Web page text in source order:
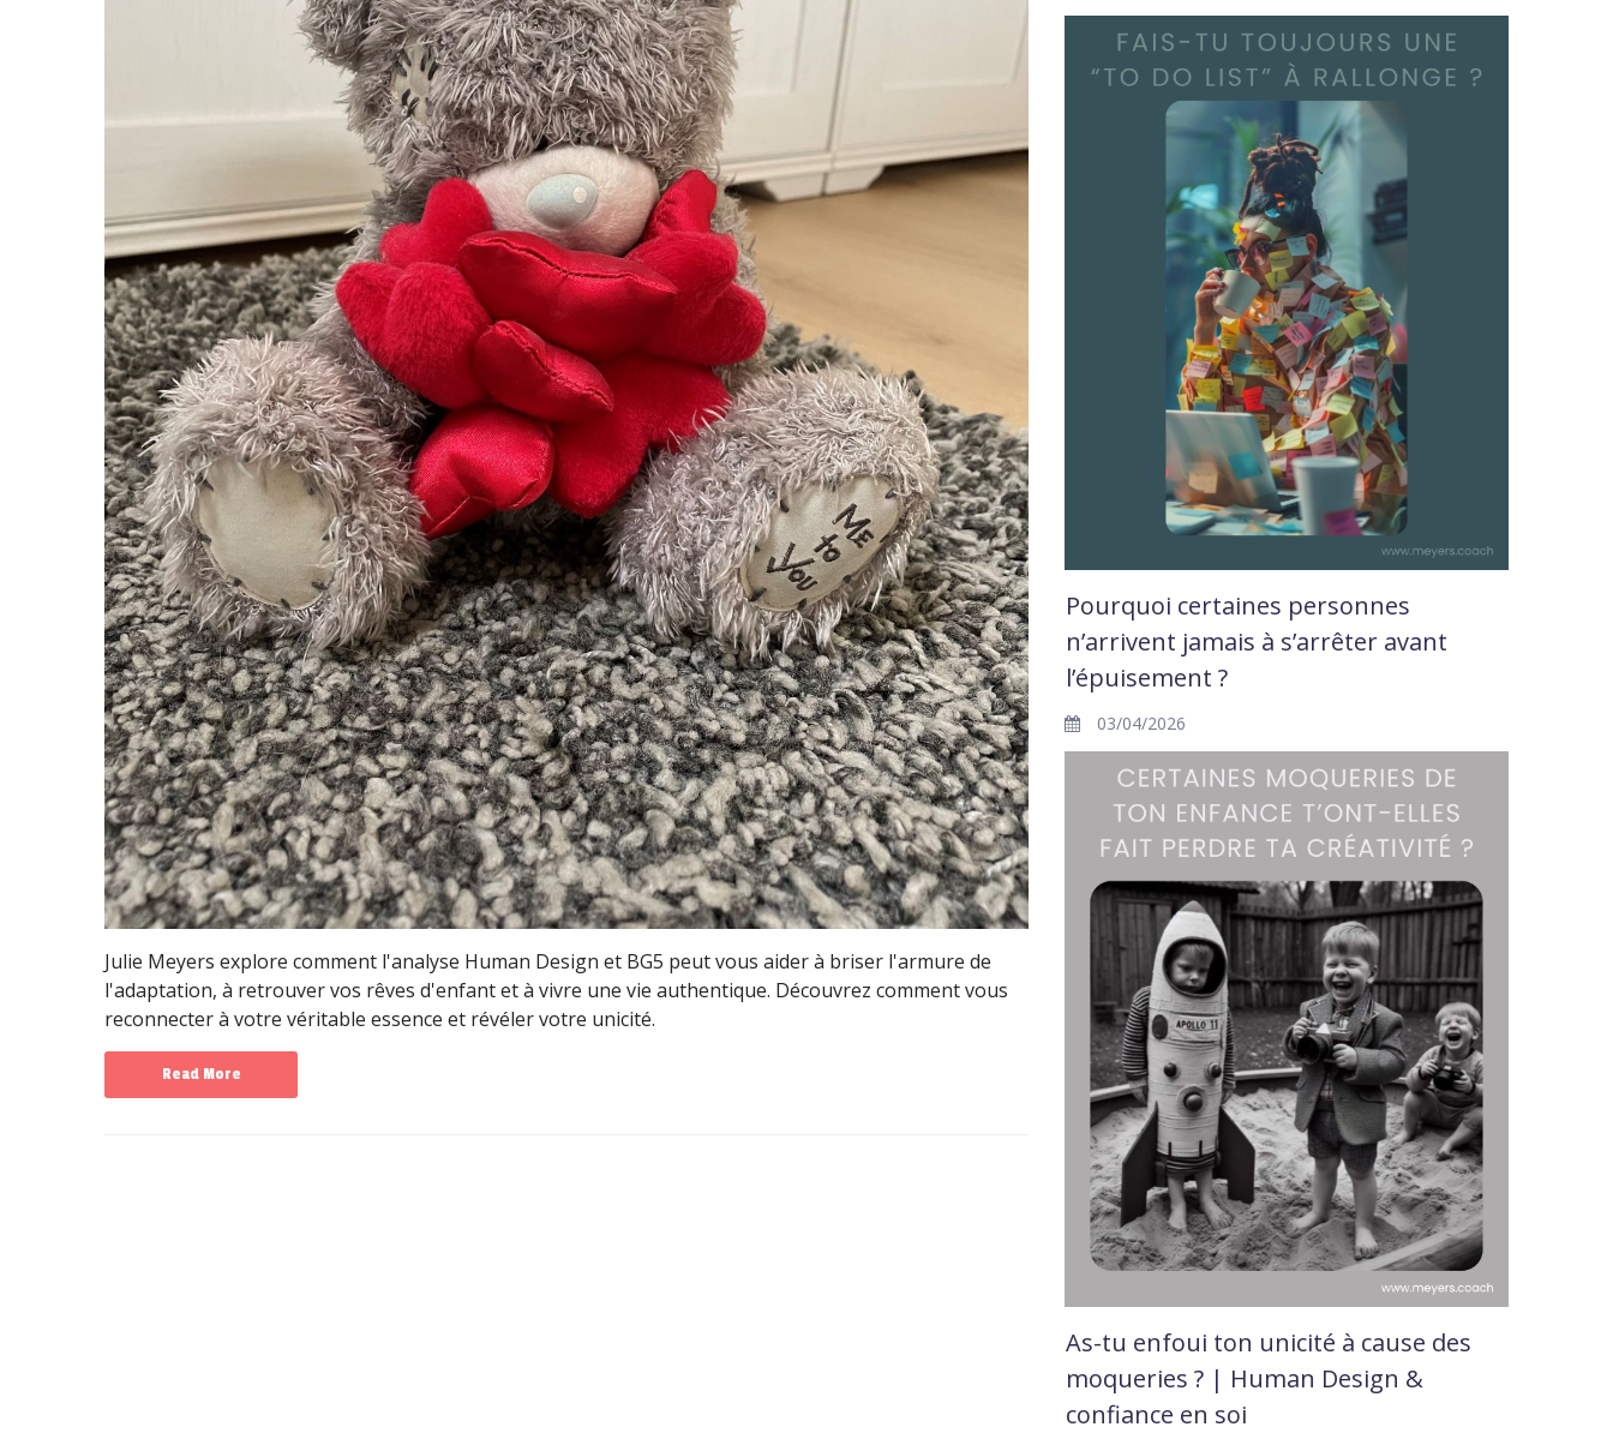
Julie Meyers explore comment l'analyse Human Design et BG5 peut vous aider à briser l'armure de
l'adaptation, à retrouver vos rêves d'enfant et à vivre une vie authentique. Découvrez comment vous
reconnecter à votre véritable essence et révéler votre unicité.
Read More
Pourquoi certaines personnes
n’arrivent jamais à s’arrêter avant
l’épuisement ?
03/04/2026
As-tu enfoui ton unicité à cause des
moqueries ? | Human Design &
confiance en soi